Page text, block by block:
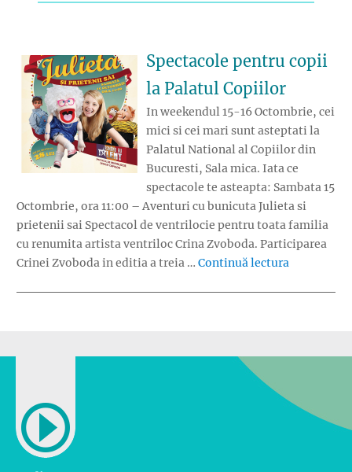
Spectacole pentru copii
la Palatul Copiilor
In weekendul 15-16 Octombrie, cei
mici si cei mari sunt asteptati la
Palatul National al Copiilor din
Bucuresti, Sala mica. Iata ce
spectacole te asteapta: Sambata 15
Octombrie, ora 11:00 – Aventuri cu bunicuta Julieta si
prietenii sai Spectacol de ventrilocie pentru toata familia
cu renumita artista ventriloc Crina Zvoboda. Participarea
Crinei Zvoboda in editia a treia … Continuă lectura